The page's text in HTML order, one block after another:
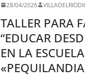
28/04/2026
TALLER PARA
“EDUCAR
EN LA